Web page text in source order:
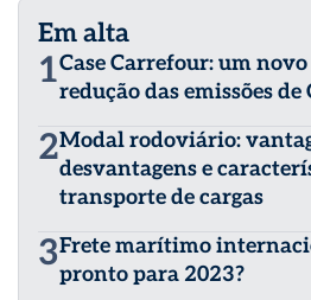
Em alta
1Case Carrefour: um
redução das emissões de
2Modal rodoviário:
desvantagens e
transporte de cargas
3Frete marítimo
pronto para 2023?